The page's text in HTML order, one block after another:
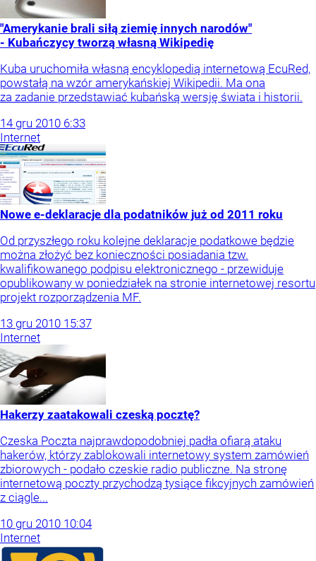
"Amerykanie brali siłą ziemię innych narodów"
- Kubańczycy tworzą własną Wikipedię
Kuba uruchomiła własną encyklopedią internetową EcuRed,
powstałą na wzór amerykańskiej Wikipedii. Ma ona
za zadanie przedstawiać kubańską wersję świata i historii.
14 gru 2010 6:33
Internet
Nowe e-deklaracje dla podatników już od 2011 roku
Od przyszłego roku kolejne deklaracje podatkowe będzie
można złożyć bez konieczności posiadania tzw.
kwalifikowanego podpisu elektronicznego - przewiduje
opublikowany w poniedziałek na stronie internetowej resortu
projekt rozporządzenia MF.
13 gru 2010 15:37
Internet
Hakerzy zaatakowali czeską pocztę?
Czeska Poczta najprawdopodobniej padła ofiarą ataku
hakerów, którzy zablokowali internetowy system zamówień
zbiorowych - podało czeskie radio publiczne. Na stronę
internetową poczty przychodzą tysiące fikcyjnych zamówień
z ciągle...
10 gru 2010 10:04
Internet